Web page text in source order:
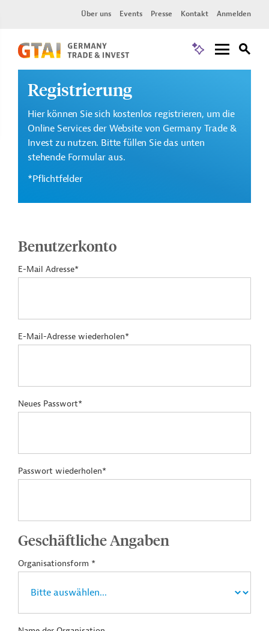
Über uns Events Presse Kontakt Anmelden
Registrierung
Hier können Sie sich kostenlos registrieren, um die
Online Services der Website von Germany Trade &
Invest zu nutzen. Bitte füllen Sie das unten
stehende Formular aus.
*Pflichtfelder
Benutzerkonto
E-Mail Adresse*
E-Mail-Adresse wiederholen*
Neues Passwort*
Passwort wiederholen*
Geschäftliche Angaben
Organisationsform *